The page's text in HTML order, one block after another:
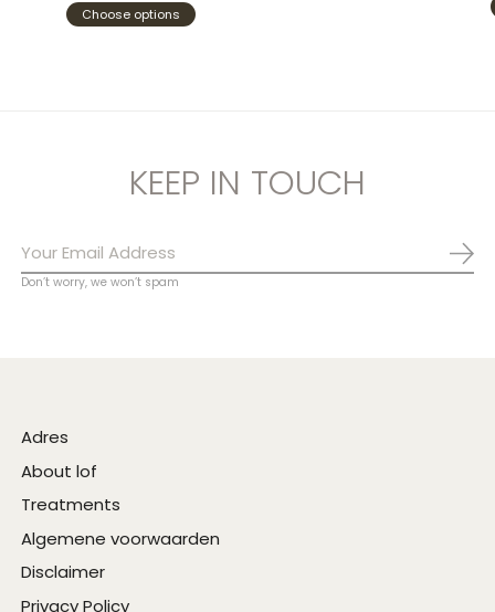
Choose options
KEEP IN TOUCH
Don’t worry, we won’t spam
Adres
About lof
Treatments
Algemene voorwaarden
Disclaimer
Privacy Policy